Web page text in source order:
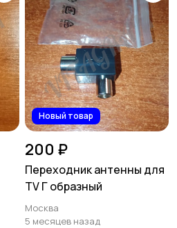
Новый товар
200 ₽
Переходник антенны для
TV Г образный
Москва
5 месяцев назад